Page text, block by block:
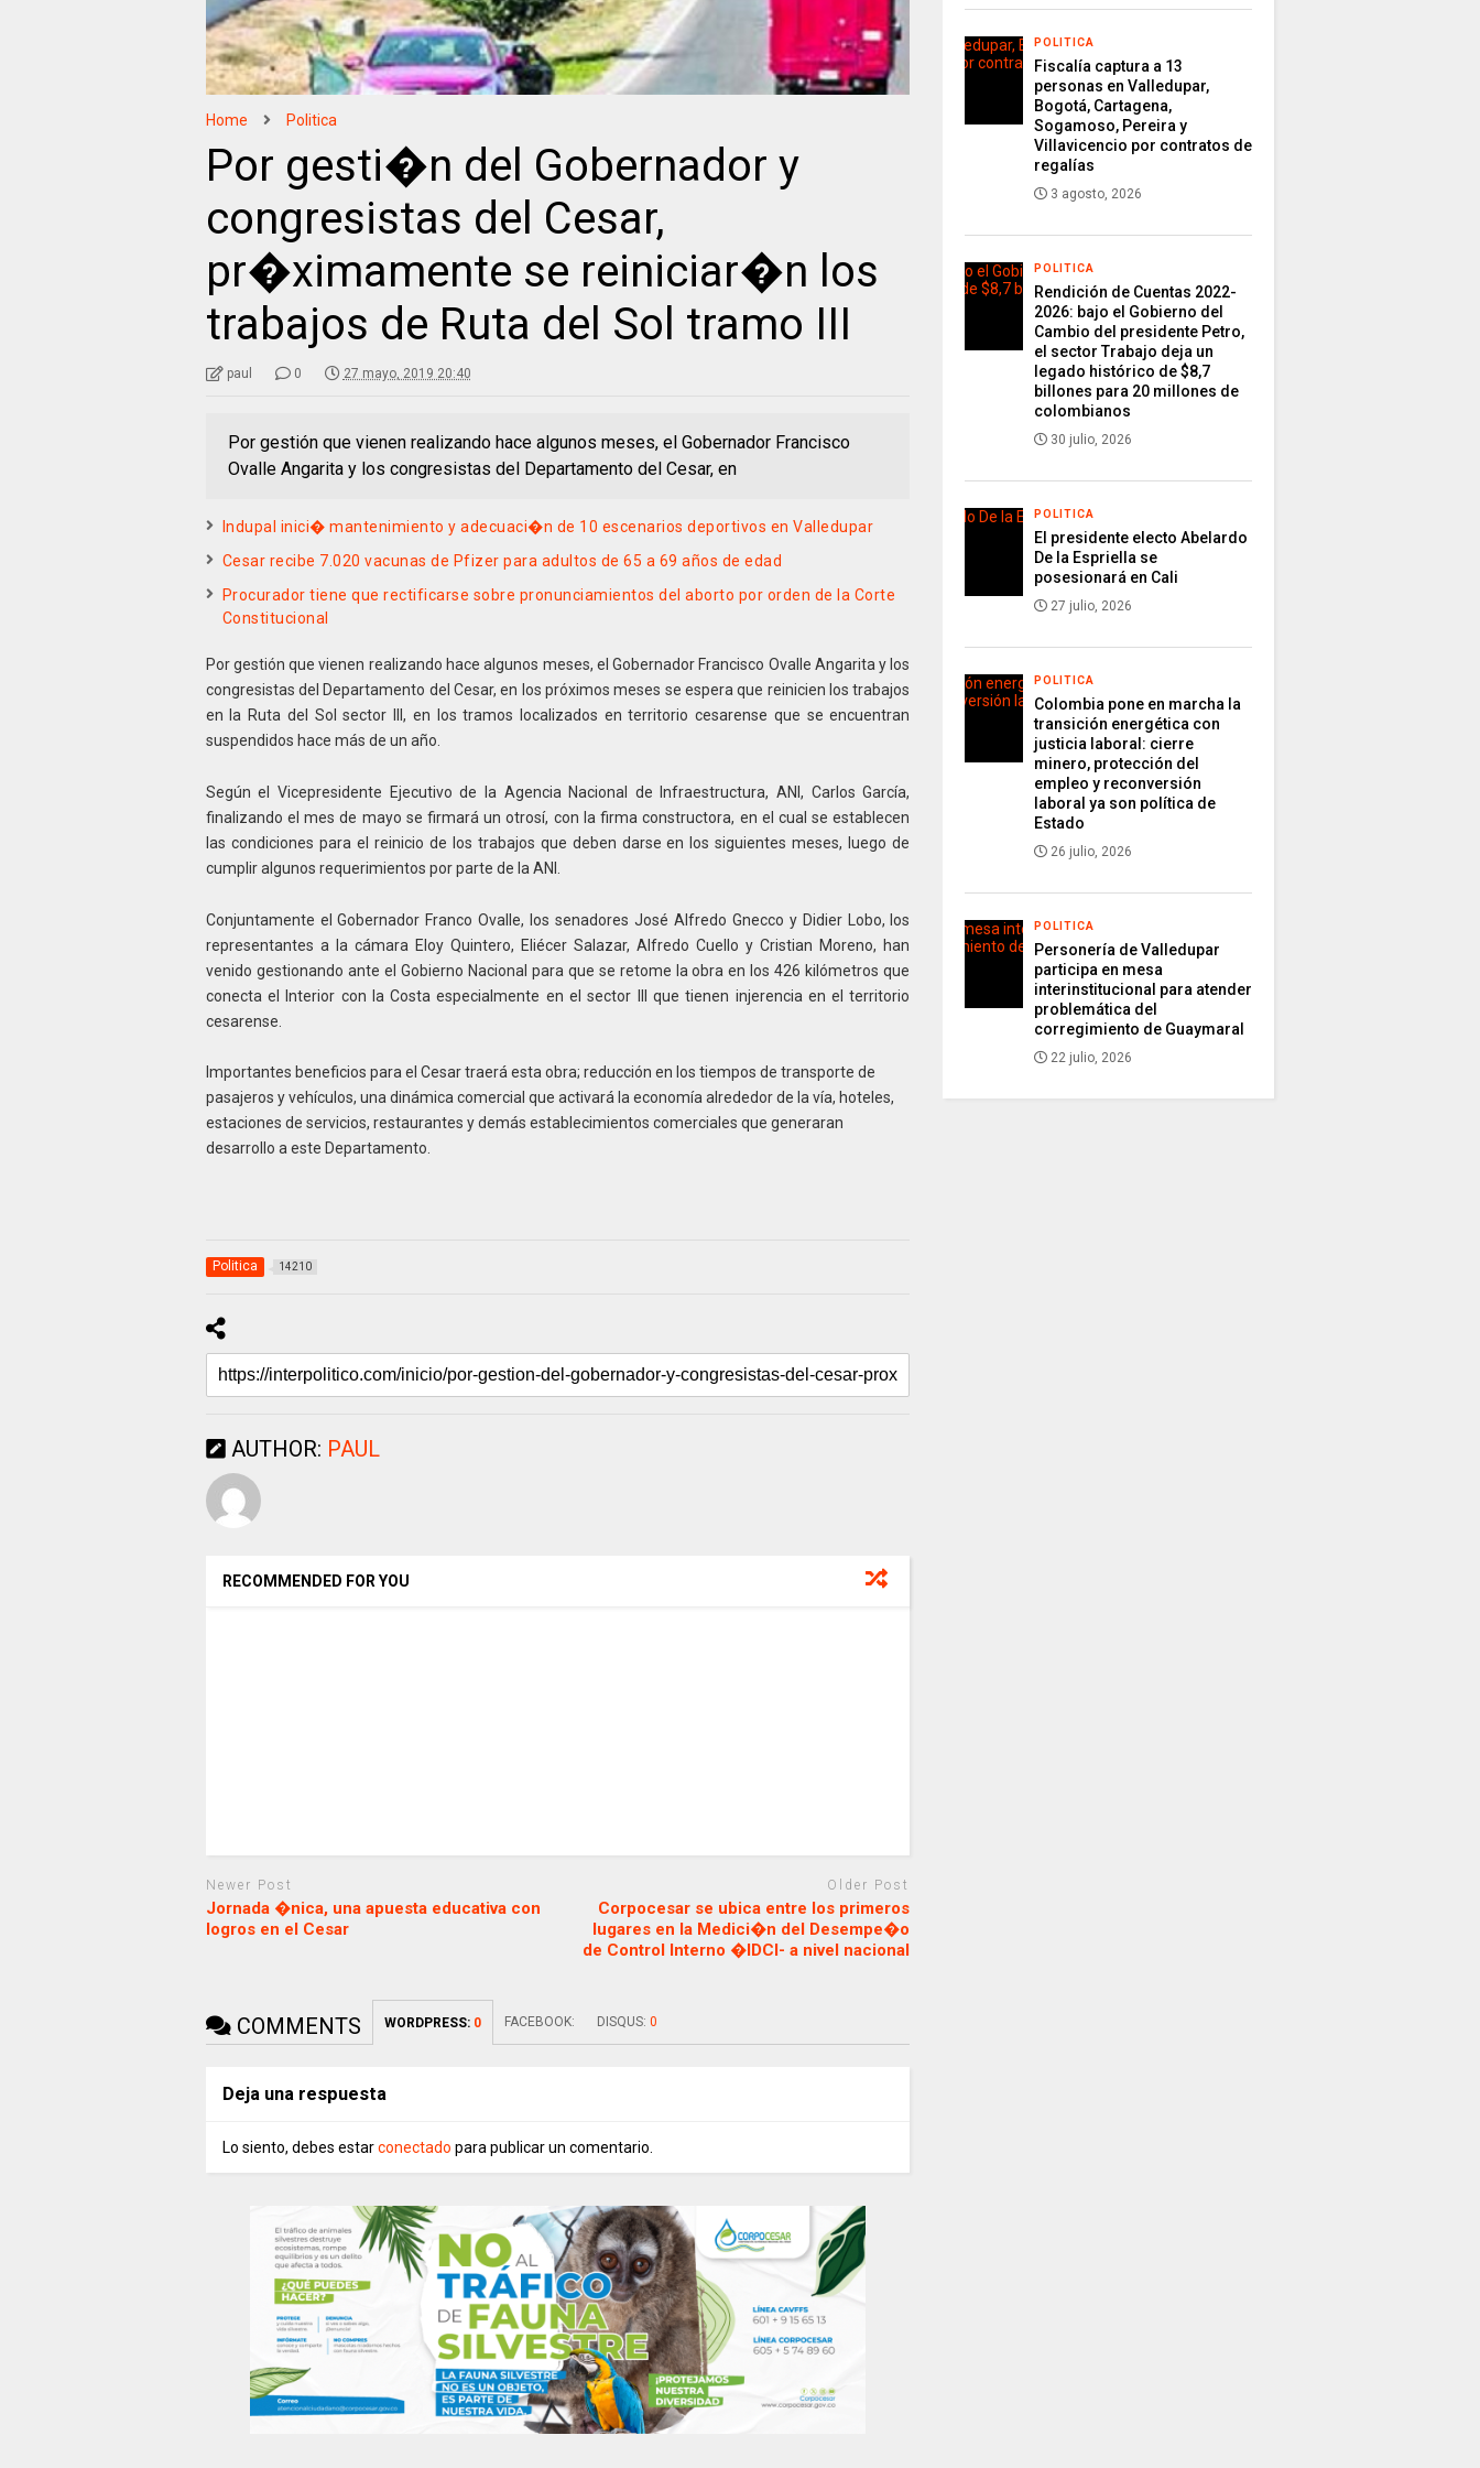
Home Politica
Por gesti�n del Gobernador y
congresistas del Cesar,
pr�ximamente se reiniciar�n los
trabajos de Ruta del Sol tramo III
paul 0 27 mayo, 2019 20:40
Por gestión que vienen realizando hace algunos meses, el Gobernador Francisco
Ovalle Angarita y los congresistas del Departamento del Cesar, en
Indupal inici� mantenimiento y adecuaci�n de 10 escenarios deportivos en Valledupar
Cesar recibe 7.020 vacunas de Pfizer para adultos de 65 a 69 años de edad
Procurador tiene que rectificarse sobre pronunciamientos del aborto por orden de la Corte
Constitucional
Por gestión que vienen realizando hace algunos meses, el Gobernador Francisco Ovalle Angarita y los
congresistas del Departamento del Cesar, en los próximos meses se espera que reinicien los trabajos
en la Ruta del Sol sector III, en los tramos localizados en territorio cesarense que se encuentran
suspendidos hace más de un año.
Según el Vicepresidente Ejecutivo de la Agencia Nacional de Infraestructura, ANI, Carlos García,
finalizando el mes de mayo se firmará un otrosí, con la firma constructora, en el cual se establecen
las condiciones para el reinicio de los trabajos que deben darse en los siguientes meses, luego de
cumplir algunos requerimientos por parte de la ANI.
Conjuntamente el Gobernador Franco Ovalle, los senadores José Alfredo Gnecco y Didier Lobo, los
representantes a la cámara Eloy Quintero, Eliécer Salazar, Alfredo Cuello y Cristian Moreno, han
venido gestionando ante el Gobierno Nacional para que se retome la obra en los 426 kilómetros que
conecta el Interior con la Costa especialmente en el sector III que tienen injerencia en el territorio
cesarense.
Importantes beneficios para el Cesar traerá esta obra; reducción en los tiempos de transporte de
pasajeros y vehículos, una dinámica comercial que activará la economía alrededor de la vía, hoteles,
estaciones de servicios, restaurantes y demás establecimientos comerciales que generaran
desarrollo a este Departamento.
Politica 14210
AUTHOR: PAUL
RECOMMENDED FOR YOU
Newer Post
Jornada �nica, una apuesta educativa con
logros en el Cesar
Older Post
Corpocesar se ubica entre los primeros
lugares en la Medici�n del Desempe�o
de Control Interno �IDCI- a nivel nacional
COMMENTS WORDPRESS: 0 FACEBOOK: DISQUS: 0
Deja una respuesta
Lo siento, debes estarconectado para publicar un comentario.
POLITICA
Fiscalía captura a 13
personas en Valledupar,
Bogotá, Cartagena,
Sogamoso, Pereira y
Villavicencio por contratos de
regalías
3 agosto, 2026
POLITICA
Rendición de Cuentas 2022-
2026: bajo el Gobierno del
Cambio del presidente Petro,
el sector Trabajo deja un
legado histórico de $8,7
billones para 20 millones de
colombianos
30 julio, 2026
POLITICA
El presidente electo Abelardo
De la Espriella se
posesionará en Cali
27 julio, 2026
POLITICA
Colombia pone en marcha la
transición energética con
justicia laboral: cierre
minero, protección del
empleo y reconversión
laboral ya son política de
Estado
26 julio, 2026
POLITICA
Personería de Valledupar
participa en mesa
interinstitucional para atender
problemática del
corregimiento de Guaymaral
22 julio, 2026